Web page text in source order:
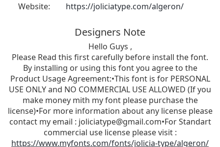
Website:
https://joliciatype.com/algeron/
Designers Note
Hello Guys ,
Please Read this first carefully before install the font.
By installing or using this font you agree to the
Product Usage Agreement:•This font is for PERSONAL
USE ONLY and NO COMMERCIAL USE ALLOWED (If you
make money mith my font please purchase the
license)•For more information about any license please
contact my email : joliciatype@gmail.com•For Standart
commercial use license please visit :
https://www.myfonts.com/fonts/jolicia-type/algeron/